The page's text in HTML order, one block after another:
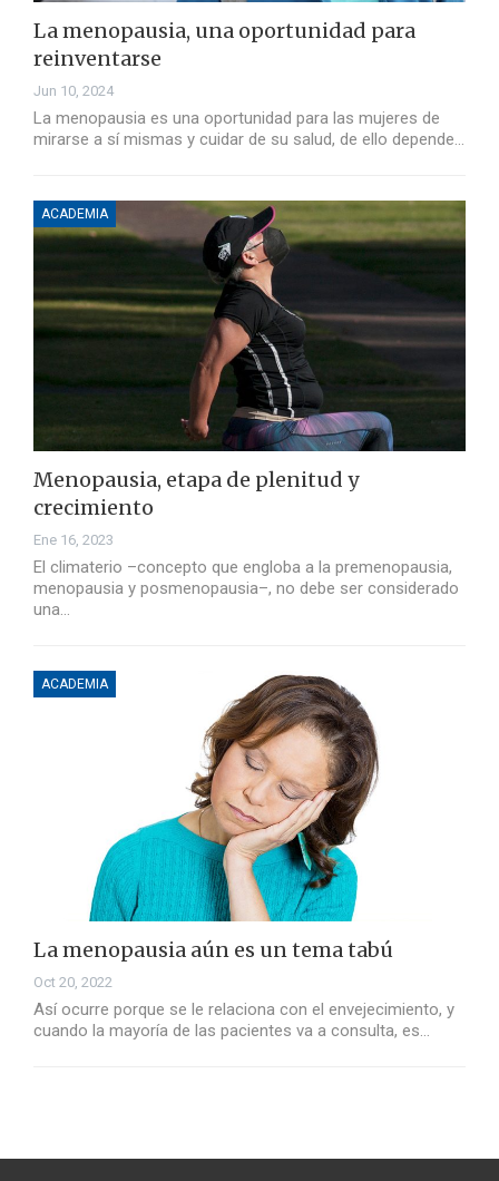
La menopausia, una oportunidad para
reinventarse
Jun 10, 2024
La menopausia es una oportunidad para las mujeres de
mirarse a sí mismas y cuidar de su salud, de ello depende…
ACADEMIA
Menopausia, etapa de plenitud y
crecimiento
Ene 16, 2023
El climaterio –concepto que engloba a la premenopausia,
menopausia y posmenopausia–, no debe ser considerado
una…
ACADEMIA
La menopausia aún es un tema tabú
Oct 20, 2022
Así ocurre porque se le relaciona con el envejecimiento, y
cuando la mayoría de las pacientes va a consulta, es…